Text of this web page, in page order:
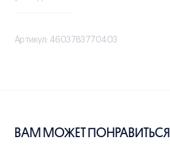
Артикул: 4603783770403
ВАМ МОЖЕТ ПОНРАВИТЬСЯ